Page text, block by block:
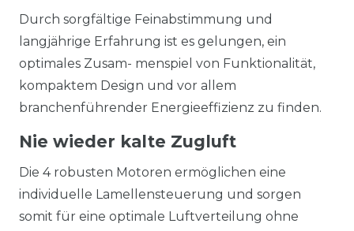
Durch sorgfältige Feinabstimmung und
langjährige Erfahrung ist es gelungen, ein
optimales Zusam- menspiel von Funktionalität,
kompaktem Design und vor allem
branchenführender Energieeffizienz zu finden.
Nie wieder kalte Zugluft
Die 4 robusten Motoren ermöglichen eine
individuelle Lamellensteuerung und sorgen
somit für eine optimale Luftverteilung ohne